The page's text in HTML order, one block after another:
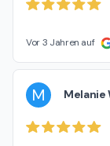
Vor 3 Jahren auf
M Melanie